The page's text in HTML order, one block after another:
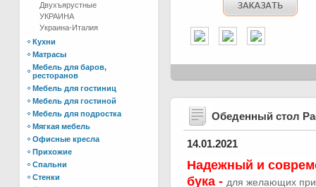
Двухъярустные
УКРАИНА
Украина-Италия
Кухни
Матрасы
Мебель для баров,
ресторанов
Мебель для гостиниц
Мебель для гостиной
Мебель для подростка
Мягкая мебель
Офисные кресла
Прихожие
Спальни
Стенки
Обеденный стол
14.01.2021
Надежный и
бука - для желающих